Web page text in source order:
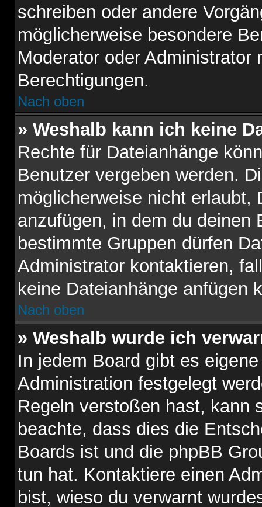
schreiben oder andere
möglicherweise besondere
Moderator oder Administrator
Berechtigungen.
Nach oben
» Weshalb kann ich keine
Rechte für Dateianhänge
Benutzer vergeben werden.
möglicherweise nicht erlaubt,
anzufügen, in dem du deinen
bestimmte Gruppen dürfen
Administrator kontaktieren,
keine Dateianhänge anfügen
Nach oben
» Weshalb wurde ich
In jedem Board gibt es
Administration festgelegt
Regeln verstoßen hast, kann
beachte, dass dies die
Boards ist und die phpBB
tun hat. Kontaktiere einen
bist, wieso du verwarnt